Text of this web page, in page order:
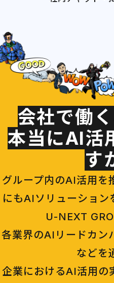
会社で働
本当にAI活
す
グループ内のAI活用を
にもAIソリューション
U-NEXT
各業界のAIリードカン
などを
企業におけるAI活用の